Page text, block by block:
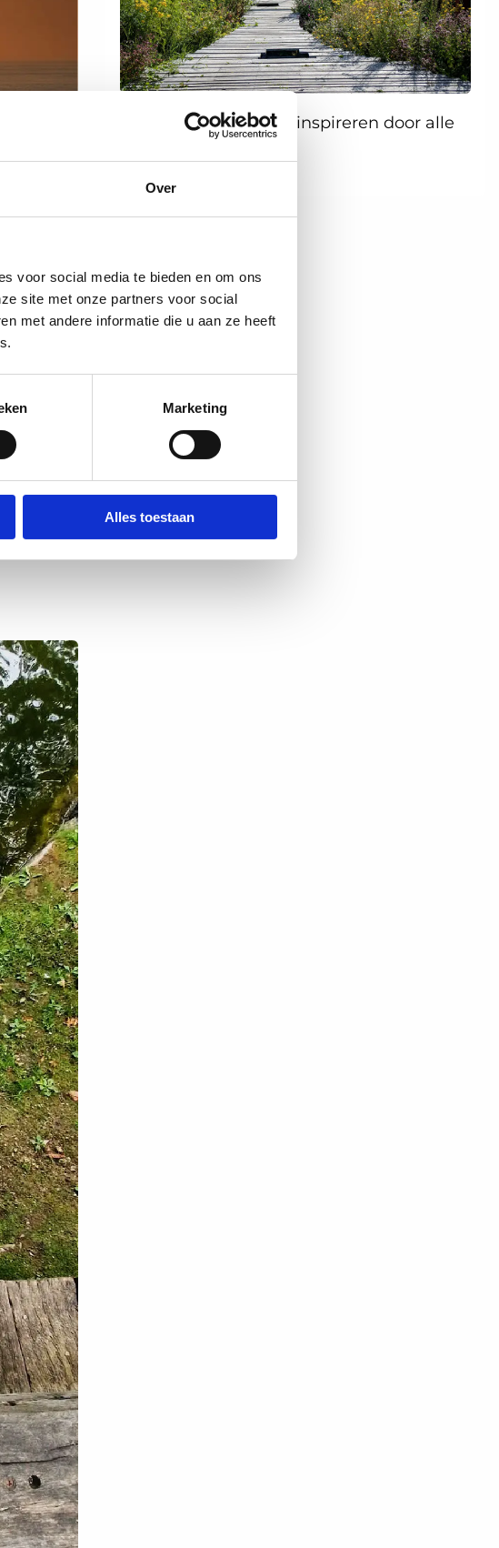
Over
voor social media te bieden en om ons
site met onze partners voor social
met andere informatie die u aan ze heeft
Marketing
Alles toestaan
maar
Die
zo
Klik hieren laat je inspireren door alle